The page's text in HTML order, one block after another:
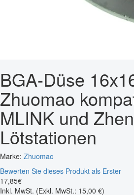
BGA-Düse
Zhuomao
MLINK und
Lötstationen
Marke: Zhuomao
Bewerten Sie dieses Produkt als Erster
17,85€
Inkl. MwSt. (Exkl. MwSt.: 15,00 €)